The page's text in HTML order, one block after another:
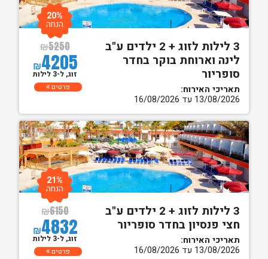
3 לילות לזוג + 2 ילדים ע"ב
לינה וארוחת בוקר בחדר
סופריור
תאריכי האירוח:
13/08/2026 עד 16/08/2026
₪5250
₪4205
20%
הנחה
זוג, ל-3 לילות
פרטים
3 לילות לזוג + 2 ילדים ע"ב
חצי פנסיון בחדר סופריור
תאריכי האירוח:
13/08/2026 עד 16/08/2026
₪6150
₪4832
21%
הנחה
זוג, ל-3 לילות
פרטים